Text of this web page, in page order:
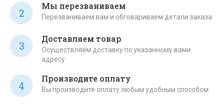
2
Мы перезваниваем
Перезваниваем вам и обговариваем детали заказа
3
Доставляем товар
Осуществляем доставку по указанному вами
адресу
4
Производите оплату
Вы производите оплату любым удобным способом